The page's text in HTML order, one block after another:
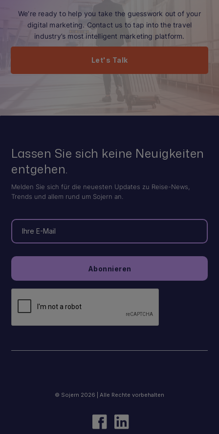
We’re ready to help you take the guesswork out of your
digital marketing. Contact us to tap into the travel
industry’s most intelligent marketing platform.
Let's Talk
Lassen Sie sich keine Neuigkeiten
entgehen.
Melden Sie sich für die neuesten Updates zu Reise-News,
Trends und allem rund um Sojern an.
© Sojern 2026 | Alle Rechte vorbehalten